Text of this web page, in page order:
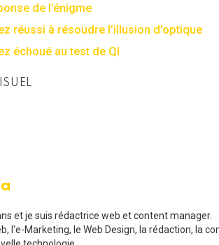
de l’énigme
réussi à résoudre l’illusion d’optique
échoué au test de QI
et je suis rédactrice web et content manager.
l'e-Marketing, le Web Design, la rédaction, la